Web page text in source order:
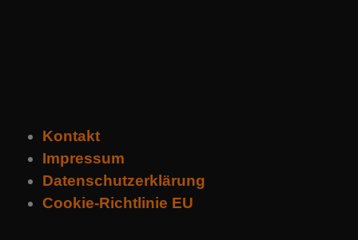
Kontakt
Impressum
Datenschutzerklärung
Cookie-Richtlinie EU